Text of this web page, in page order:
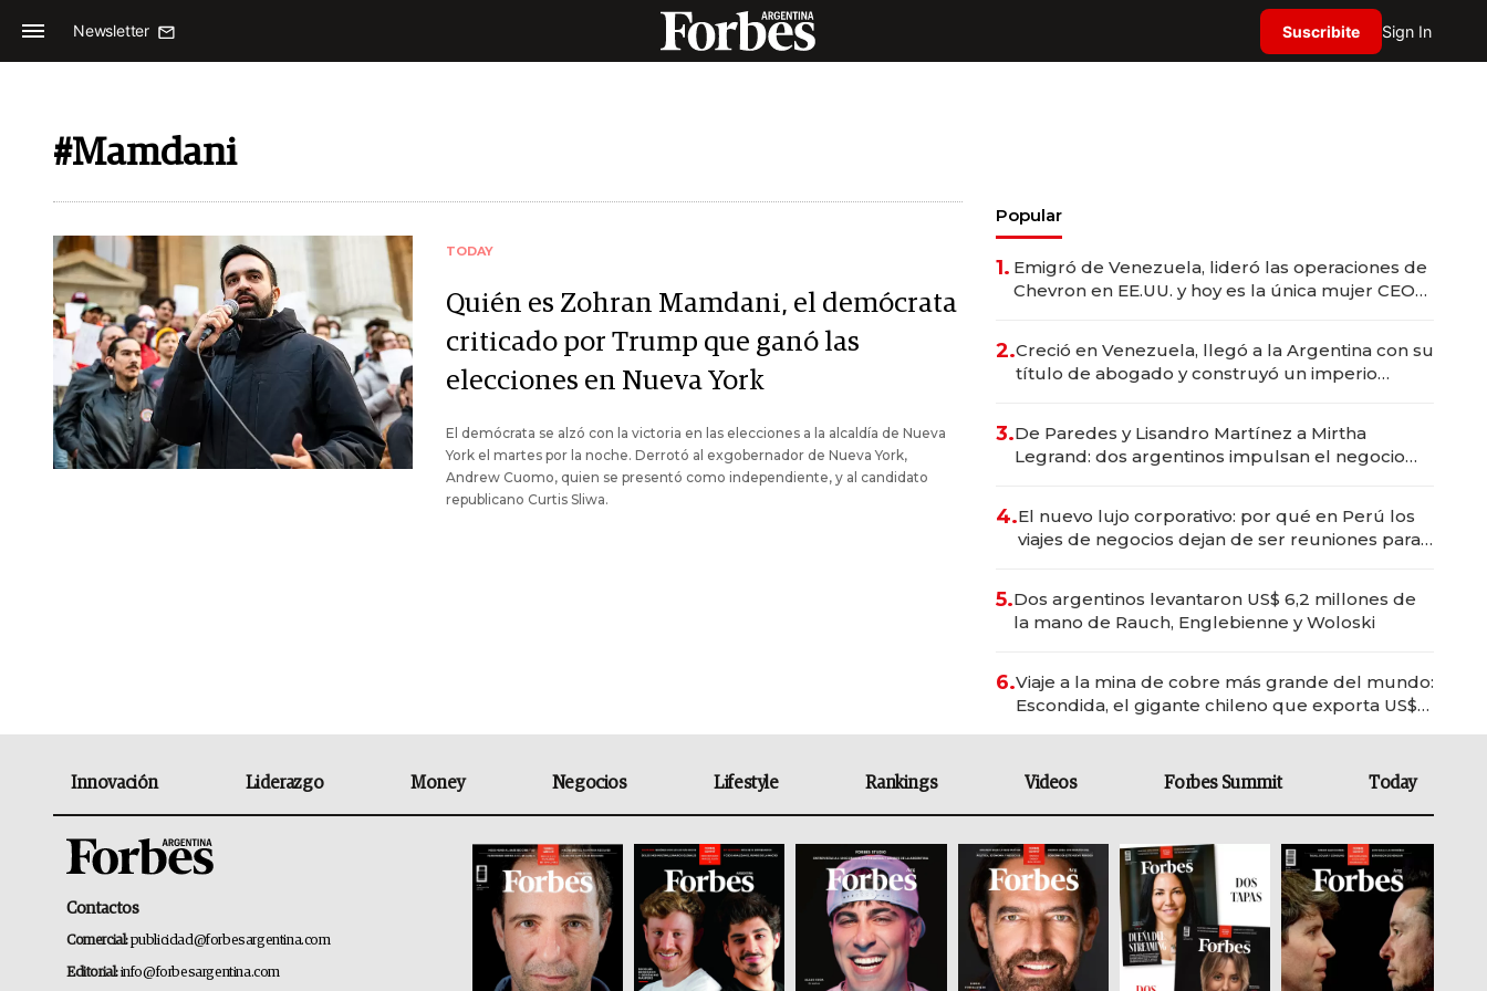
Newsletter Suscribite Sign In
#Mamdani
TODAY
Quién es Zohran Mamdani, el demócrata
criticado por Trump que ganó las
elecciones en Nueva York
El demócrata se alzó con la victoria en las elecciones a la alcaldía de Nueva
York el martes por la noche. Derrotó al exgobernador de Nueva York,
Andrew Cuomo, quien se presentó como independiente, y al candidato
republicano Curtis Sliwa.
Popular
1. Emigró de Venezuela, lideró las operaciones de
Chevron en EE.UU. y hoy es la única mujer CEO
2.Creció en Venezuela, llegó a la Argentina con su
título de abogado y construyó un imperio
3.De Paredes y Lisandro Martínez a Mirtha
Legrand: dos argentinos impulsan el negocio
4.El nuevo lujo corporativo: por qué en Perú los
viajes de negocios dejan de ser reuniones para
5.Dos argentinos levantaron US$ 6,2 millones de
la mano de Rauch, Englebienne y Woloski
6.Viaje a la mina de cobre más grande del mundo:
Escondida, el gigante chileno que exporta US$
Innovación Liderazgo Money Negocios Lifestyle Rankings Videos Forbes Summit Today
Contactos
Comercial:publicidad@forbesargentina.com
Editorial:info@forbesargentina.com